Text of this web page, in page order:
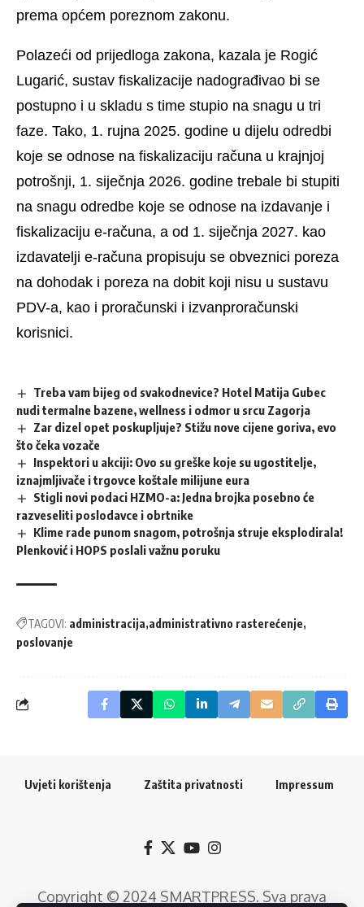
prema općem poreznom zakonu.
Polazeći od prijedloga zakona, kazala je Rogić
Lugarić, sustav fiskalizacije nadograđivao bi se
postupno i u skladu s time stupio na snagu u tri
faze. Tako, 1. rujna 2025. godine u dijelu odredbi
koje se odnose na fiskalizaciju računa u krajnjoj
potrošnji, 1. siječnja 2026. godine trebale bi stupiti
na snagu odredbe koje se odnose na izdavanje i
fiskalizaciju e-računa, a od 1. siječnja 2027. kao
izdavatelji e-računa propisuju se obveznici poreza
na dohodak i poreza na dobit koji nisu u sustavu
PDV-a, kao i proračunski i izvanproračunski
korisnici.
Treba vam bijeg od svakodnevice? Hotel Matija Gubec
nudi termalne bazene, wellness i odmor u srcu Zagorja
Zar dizel opet poskupljuje? Stižu nove cijene goriva, evo
što čeka vozače
Inspektori u akciji: Ovo su greške koje su ugostitelje,
iznajmljivače i trgovce koštale milijune eura
Stigli novi podaci HZMO-a: Jedna brojka posebno će
razveseliti poslodavce i obrtnike
Klime rade punom snagom, potrošnja struje eksplodirala!
Plenković i HOPS poslali važnu poruku
TAGOVI: administracija administrativno rasterećenje
poslovanje
Uvjeti korištenja Zaštita privatnosti Impressum
Copyright © 2024 SMARTPRESS. Sva prava